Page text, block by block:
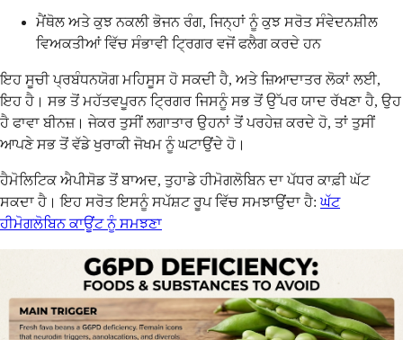
ਮੈਂਥੋਲ ਅਤੇ ਕੁਝ ਨਕਲੀ ਭੋਜਨ ਰੰਗ, ਜਿਨ੍ਹਾਂ ਨੂੰ ਕੁਝ ਸਰੋਤ ਸੰਵੇਦਨਸ਼ੀਲ
ਵਿਅਕਤੀਆਂ ਵਿੱਚ ਸੰਭਾਵੀ ਟ੍ਰਿਗਰ ਵਜੋਂ ਫਲੈਗ ਕਰਦੇ ਹਨ
ਇਹ ਸੂਚੀ ਪ੍ਰਬੰਧਨਯੋਗ ਮਹਿਸੂਸ ਹੋ ਸਕਦੀ ਹੈ, ਅਤੇ ਜ਼ਿਆਦਾਤਰ ਲੋਕਾਂ ਲਈ,
ਇਹ ਹੈ। ਸਭ ਤੋਂ ਮਹੱਤਵਪੂਰਨ ਟ੍ਰਿਗਰ ਜਿਸਨੂੰ ਸਭ ਤੋਂ ਉੱਪਰ ਯਾਦ ਰੱਖਣਾ ਹੈ, ਉਹ
ਹੈ ਫਾਵਾ ਬੀਨਜ਼। ਜੇਕਰ ਤੁਸੀਂ ਲਗਾਤਾਰ ਉਹਨਾਂ ਤੋਂ ਪਰਹੇਜ਼ ਕਰਦੇ ਹੋ, ਤਾਂ ਤੁਸੀਂ
ਆਪਣੇ ਸਭ ਤੋਂ ਵੱਡੇ ਖੁਰਾਕੀ ਜੋਖਮ ਨੂੰ ਘਟਾਉਂਦੇ ਹੋ।
ਹੈਮੋਲਿਟਿਕ ਐਪੀਸੋਡ ਤੋਂ ਬਾਅਦ, ਤੁਹਾਡੇ ਹੀਮੋਗਲੋਬਿਨ ਦਾ ਪੱਧਰ ਕਾਫ਼ੀ ਘੱਟ
ਸਕਦਾ ਹੈ। ਇਹ ਸਰੋਤ ਇਸਨੂੰ ਸਪੱਸ਼ਟ ਰੂਪ ਵਿੱਚ ਸਮਝਾਉਂਦਾ ਹੈ: ਘੱਟ
ਹੀਮੋਗਲੋਬਿਨ ਕਾਊਂਟ ਨੂੰ ਸਮਝਣਾ